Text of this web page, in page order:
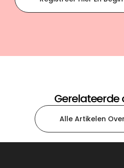
Gerelateerde
Alle Artikelen